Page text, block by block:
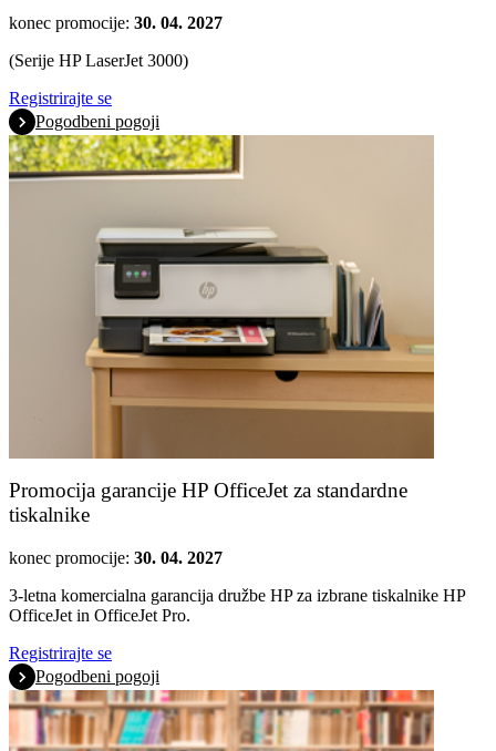
konec promocije: 30. 04. 2027
(Serije HP LaserJet 3000)
Registrirajte se
Pogodbeni pogoji
Promocija garancije HP OfficeJet za standardne
tiskalnike
konec promocije: 30. 04. 2027
3-letna komercialna garancija družbe HP za izbrane tiskalnike HP
OfficeJet in OfficeJet Pro.
Registrirajte se
Pogodbeni pogoji